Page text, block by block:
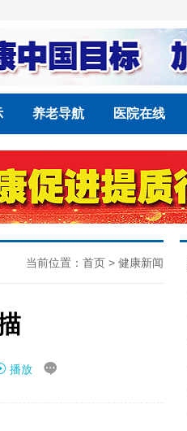
养老导航 医院在线
当前位置： 首页 > 健康新闻
播放 